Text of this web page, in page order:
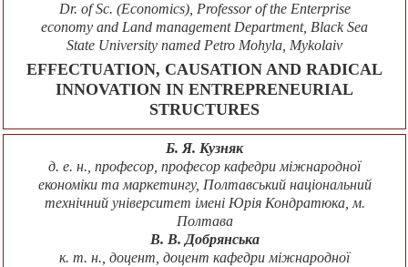
Dr. of Sc. (Economics), Professor of the Enterprise
economy and Land management Department, Black Sea
State University named Petro Mohyla, Mykolaiv
EFFECTUATION, CAUSATION AND RADICAL
INNOVATION IN ENTREPRENEURIAL
STRUCTURES
Б. Я. Кузняк
д. е. н., професор, професор кафедри міжнародної
економіки та маркетингу, Полтавський національний
технічний університет імені Юрія Кондратюка, м.
Полтава
В. В. Добрянська
к. т. н., доцент, доцент кафедри міжнародної